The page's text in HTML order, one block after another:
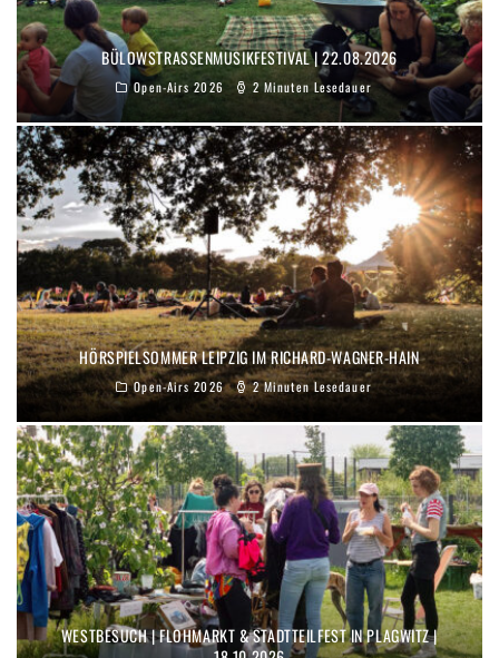
BÜLOWSTRASSENMUSIKFESTIVAL | 22.08.2026
Open-Airs 2026 2 Minuten Lesedauer
HÖRSPIELSOMMER LEIPZIG IM RICHARD-WAGNER-HAIN
Open-Airs 2026 2 Minuten Lesedauer
WESTBESUCH | FLOHMARKT & STADTTEILFEST IN PLAGWITZ |